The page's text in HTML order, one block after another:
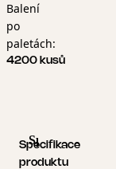
Balení
po
paletách:
4200 kusů
Specifikace
Specifikace
produktu